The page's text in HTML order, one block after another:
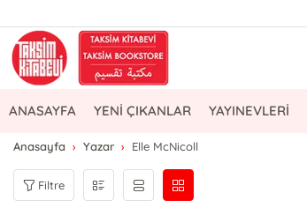
ANASAYFA YENİ ÇIKANLAR YAYINEVLERİ
Anasayfa Yazar Elle McNicoll
Filtre